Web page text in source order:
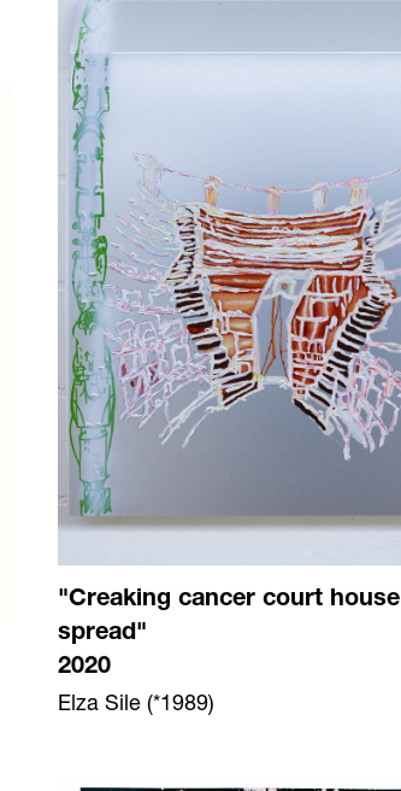
"Creaking cancer court house
spread"
2020
Elza Sile (*1989)